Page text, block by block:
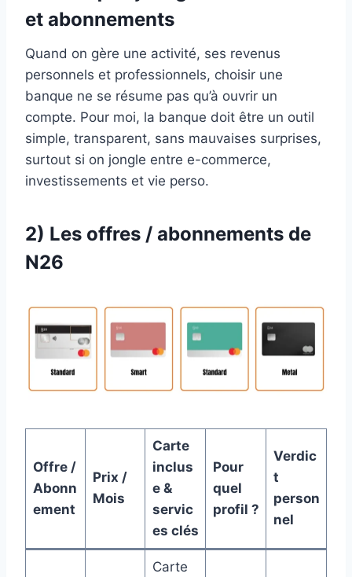
et abonnements
Quand on gère une activité, ses revenus
personnels et professionnels, choisir une
banque ne se résume pas qu’à ouvrir un
compte. Pour moi, la banque doit être un outil
simple, transparent, sans mauvaises surprises,
surtout si on jongle entre e-commerce,
investissements et vie perso.
2) Les offres / abonnements de
N26
Offre /
Abonn
ement
Prix /
Mois
Carte
inclus
e &
servic
es clés
Pour
quel
profil ?
Verdic
t
person
nel
Carte